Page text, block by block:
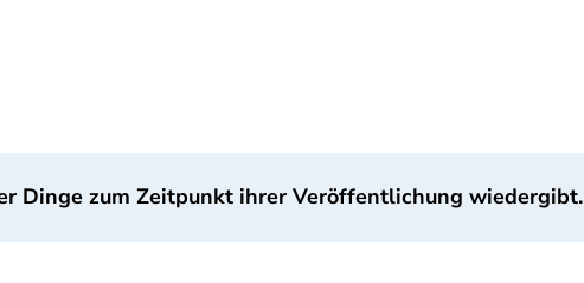
Dinge zum Zeitpunkt ihrer Veröffentlichung wiedergibt.